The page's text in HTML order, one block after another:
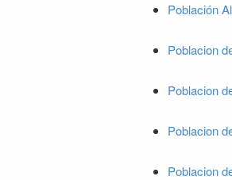
Población
Poblacion
Poblacion
Poblacion
Poblacion